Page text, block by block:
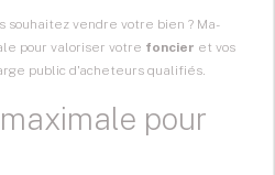
vendre votre bien ? Ma-
pour valoriser votre foncier et vos
public d'acheteurs qualifiés.
pour